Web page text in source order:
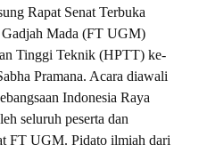
Rapat Senat Terbuka
Mada (FT UGM)
Tinggi Teknik (HPTT) ke-
Pramana. Acara diawali
Indonesia Raya
seluruh peserta dan
FT UGM. Pidato ilmiah dari